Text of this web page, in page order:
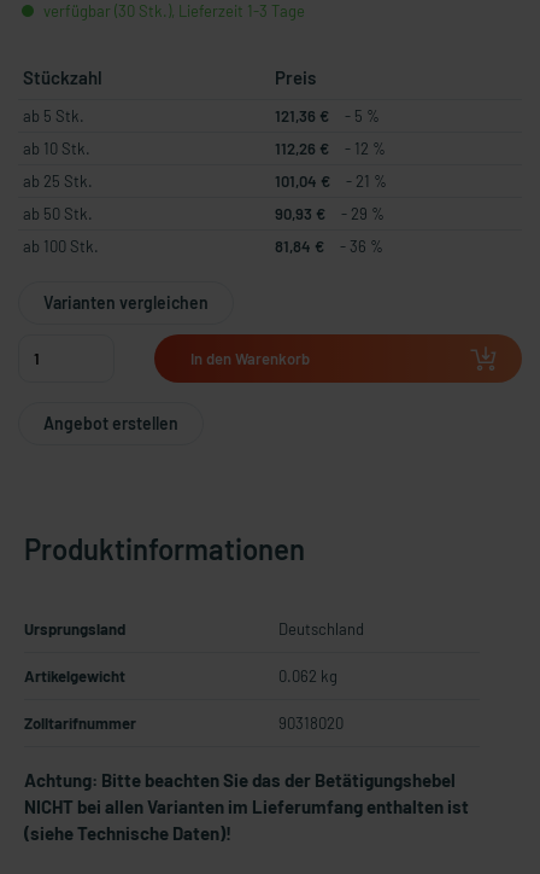
verfügbar (30 Stk.), Lieferzeit 1-3 Tage
Stückzahl Preis
ab 5 Stk. 121,36 €
- 5 %
ab 10 Stk.
112,26 €
- 12 %
ab 25 Stk.
101,04 €
- 21 %
ab 50 Stk.
90,93 €
- 29 %
ab 100 Stk.
81,84 € - 36 %
Varianten vergleichen
In den Warenkorb
Angebot erstellen
Produktinformationen
Ursprungsland Deutschland
Artikelgewicht 0.062 kg
Zolltarifnummer 90318020
Achtung: Bitte beachten Sie das der Betätigungshebel
NICHT bei allen Varianten im Lieferumfang enthalten ist
(siehe Technische Daten)!